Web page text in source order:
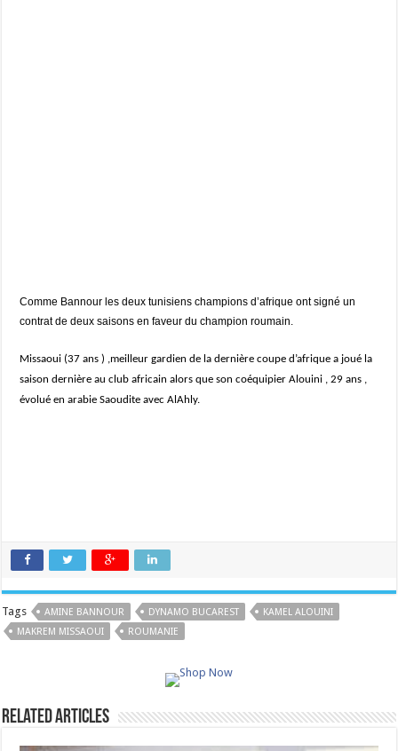
Comme Bannour les deux tunisiens champions d’afrique ont signé un
contrat de deux saisons en faveur du champion roumain.
Missaoui (37 ans ) ,meilleur gardien de la dernière coupe d’afrique a joué la
saison dernière au club africain alors que son coéquipier Alouini , 29 ans ,
évolué en arabie Saoudite avec AlAhly.
Tags AMINE BANNOUR DYNAMO BUCAREST
KAMEL ALOUINI
MAKREM MISSAOUI
ROUMANIE
Related Articles